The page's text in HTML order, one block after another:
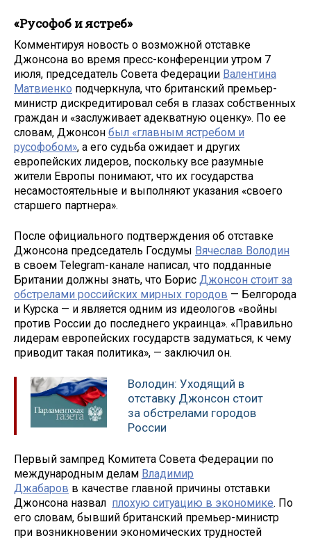
«Русофоб и ястреб»
Комментируя новость о возможной отставке
Джонсона во время пресс-конференции утром 7
июля, председатель Совета Федерации Валентина
Матвиенко подчеркнула, что британский премьер-
министр дискредитировал себя в глазах собственных
граждан и «заслуживает адекватную оценку». По ее
словам, Джонсон был «главным ястребом и
русофобом», а его судьба ожидает и других
европейских лидеров, поскольку все разумные
жители Европы понимают, что их государства
несамостоятельные и выполняют указания «своего
старшего партнера».
После официального подтверждения об отставке
Джонсона председатель Госдумы Вячеслав Володин
в своем Telegram-канале написал, что подданные
Британии должны знать, что Борис Джонсон стоит за
обстрелами российских мирных городов — Белгорода
и Курска — и является одним из идеологов «войны
против России до последнего украинца». «Правильно
лидерам европейских государств задуматься, к чему
приводит такая политика», — заключил он.
Володин: Уходящий в
отставку Джонсон стоит
за обстрелами городов
России
Первый зампред Комитета Совета Федерации по
международным делам Владимир
Джабаров в качестве главной причины отставки
Джонсона назвал плохую ситуацию в экономике. По
его словам, бывший британский премьер-министр
при возникновении экономических трудностей